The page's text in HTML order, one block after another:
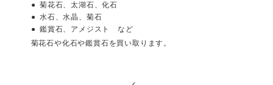
菊花石、太湖石、化石
水石、水晶、菊石
鑑賞石、アメジスト など
菊花石や化石や鑑賞石を買い取ります。